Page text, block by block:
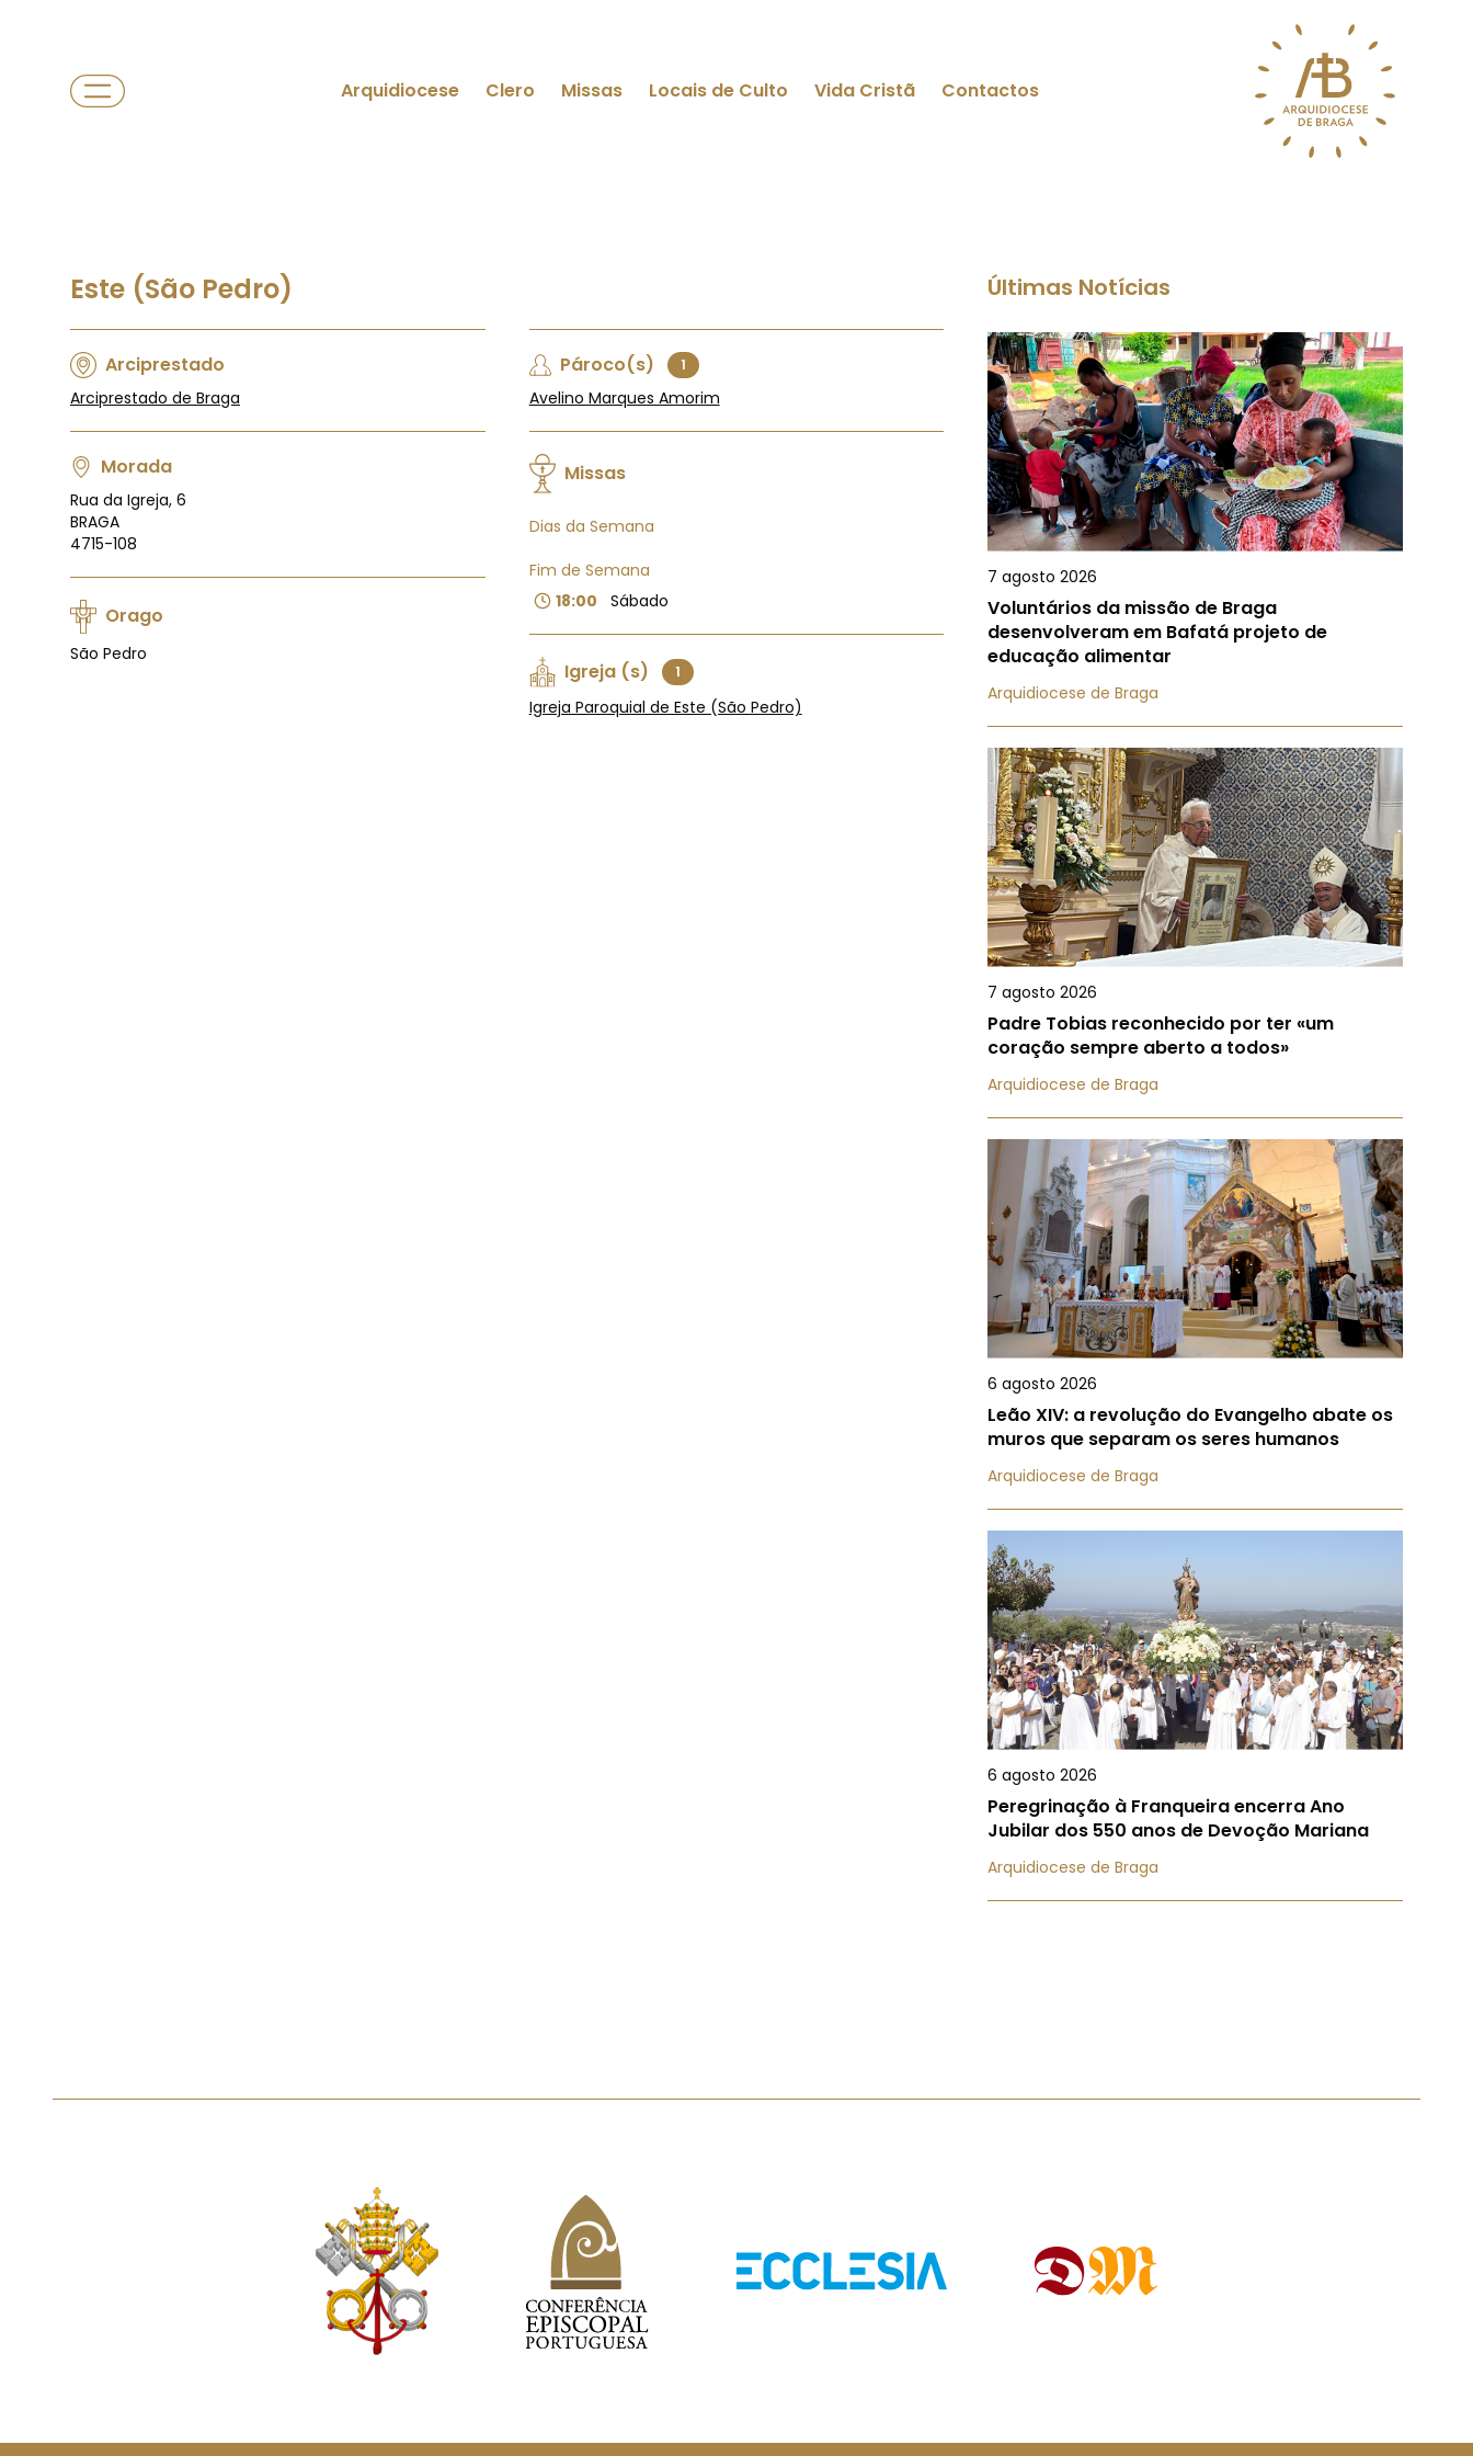
Arquidiocese Clero Missas Locais de Culto Vida Cristã Contactos
Este (São Pedro)
Arciprestado
Arciprestado de Braga
Morada
Rua da Igreja, 6
BRAGA
4715-108
Orago
São Pedro
Pároco(s) 1
Avelino Marques Amorim
Missas
Dias da Semana
Fim de Semana
18:00
Sábado
Igreja (s) 1
Igreja Paroquial de Este (São Pedro)
Últimas Notícias
7 agosto 2026
Voluntários da missão de Braga
desenvolveram em Bafatá projeto de
educação alimentar
Arquidiocese de Braga
7 agosto 2026
Padre Tobias reconhecido por ter «um
coração sempre aberto a todos»
Arquidiocese de Braga
6 agosto 2026
Leão XIV: a revolução do Evangelho abate os
muros que separam os seres humanos
Arquidiocese de Braga
6 agosto 2026
Peregrinação à Franqueira encerra Ano
Jubilar dos 550 anos de Devoção Mariana
Arquidiocese de Braga